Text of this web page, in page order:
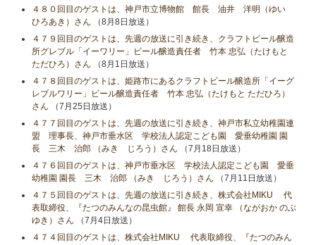
４８０回目のゲストは、神戸市立博物館 館長 油井 洋明（ゆい
ひろあき）さん （8月8日放送）
４７９回目のゲストは、先週の放送に引き続き、クラフトビール醸造
所グレブル「イーワリー」ビール醸造責任者 竹本 忠弘（たけもと
ただひろ）さん （8月1日放送）
４７８回目のゲストは、姫路市にあるクラフトビール醸造所「イーグ
レブルワリー」ビール醸造責任者 竹本 忠弘（たけもと ただひろ）
さん （7月25日放送）
４７７回目のゲストは、先週の放送に引き続き、神戸市私立幼稚園連
盟 理事長、神戸市垂水区 学校法人認定こども園 愛垂幼稚園 園
長 三木 治郎 （みき じろう）さん （7月18日放送）
４７６回目のゲストは、神戸市垂水区 学校法人認定こども園 愛垂
幼稚園 園長 三木 治郎 （みき じろう）さん （7月11日放送）
４７５回目のゲストは、先週の放送に引き続き、株式会社MIKU 代
表取締役、『たつのみんなの昆虫館』 館長 永岡 宣幸 （ながおか のぶ
ゆき）さん （7月4日放送）
４７４回目のゲストは、株式会社MIKU 代表取締役、『たつのみん